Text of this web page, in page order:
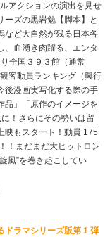
アクションの演出を見せ
ズの黒岩勉【脚本】と
など大自然が残る日本各
、血湧き肉躍る、エンタ
全国３９３館（通常
客動員ランキング（興行
後漫画実写化する際の手
品」「原作のイメージを
！さらにその勢いは留
映もスタート！動員 175
！まだまだ大ヒットロン
風”を巻き起こしてい
ドラマシリーズ版第 1 弾